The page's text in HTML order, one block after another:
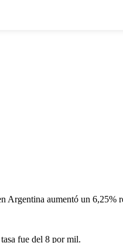
Argentina aumentó un 6,25%
fue del 8 por mil.